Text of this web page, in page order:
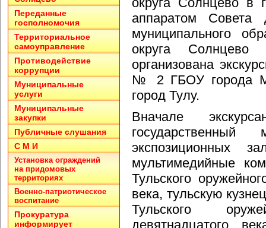
аппаратом Совета
муниципального
округа
организована
№ 2 ГБОУ города
город Тулу.
Вначале
экспозиционных
мультимедийные
Тульского
века, тульскую
Тульского
девятнадцатого
Переданные
госполномочия
Территориальное
самоуправление
Противодействие
коррупции
Муниципальные
услуги
Муниципальные
закупки
Публичные слушания
С М И
Установка ограждений
на придомовых
территориях
Военно-патриотическое
воспитание
Прокуратура
информирует